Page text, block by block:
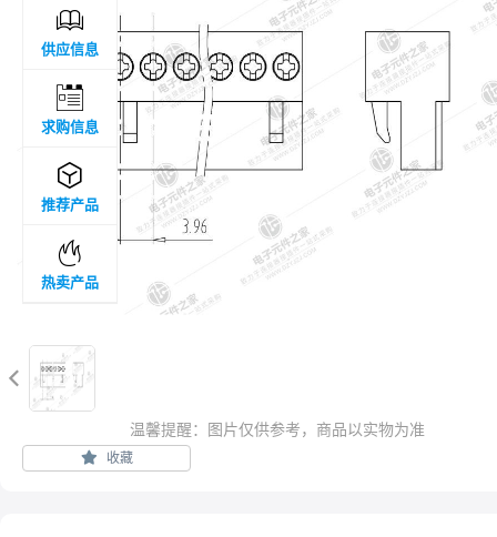

温馨提醒：图片仅供参考，商品以实物为准
收藏

供应信息

求购信息

推荐产品

热卖产品